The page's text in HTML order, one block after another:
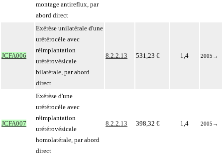
montage antireflux, par
abord direct
JCFA006
Exérèse unilatérale d'une
urétérocèle avec
réimplantation
urétérovésicale
bilatérale, par abord
direct
8.2.2.13 531,23 € 1,4 2005 →
JCFA007
Exérèse d'une
urétérocèle avec
réimplantation
urétérovésicale
homolatérale, par abord
direct
8.2.2.13 398,32 € 1,4 2005 →